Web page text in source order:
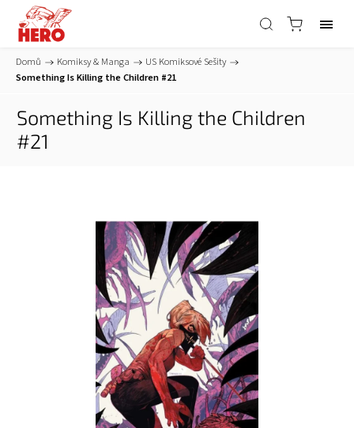
Domů / Komiksy & Manga / US Komiksové Sešity /
Something Is Killing the Children #21
Something Is Killing the Children
#21